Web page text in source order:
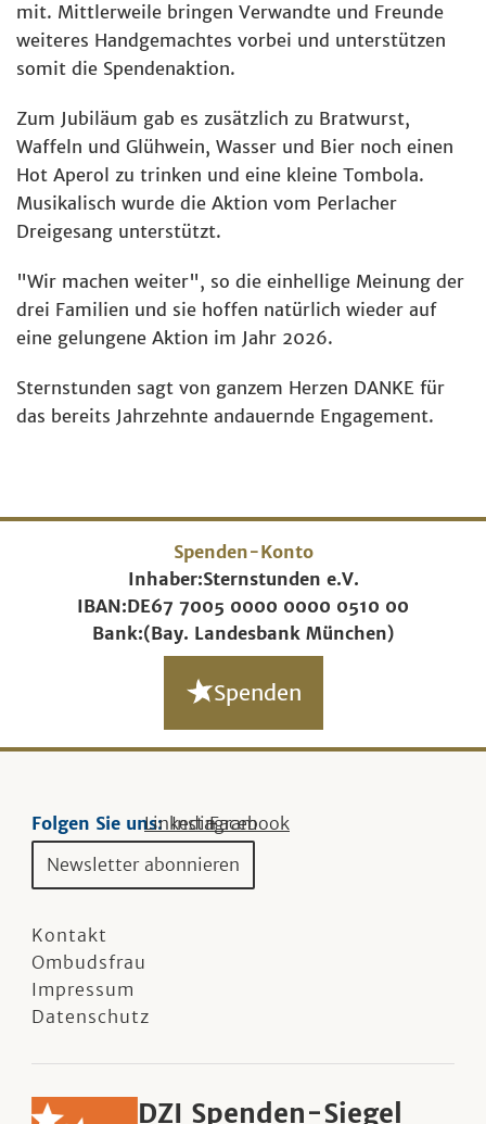
mit. Mittlerweile bringen Verwandte und Freunde
weiteres Handgemachtes vorbei und unterstützen
somit die Spendenaktion.
Zum Jubiläum gab es zusätzlich zu Bratwurst,
Waffeln und Glühwein, Wasser und Bier noch einen
Hot Aperol zu trinken und eine kleine Tombola.
Musikalisch wurde die Aktion vom Perlacher
Dreigesang unterstützt.
"Wir machen weiter", so die einhellige Meinung der
drei Familien und sie hoffen natürlich wieder auf
eine gelungene Aktion im Jahr 2026.
Sternstunden sagt von ganzem Herzen DANKE für
das bereits Jahrzehnte andauernde Engagement.
Spenden-Konto
Inhaber:Sternstunden e.V.
IBAN:DE67 7005 0000 0000 0510 00
Bank:(Bay. Landesbank München)
Spenden
Folgen Sie uns:Linkedin
Instagram
Facebook
Newsletter abonnieren
Kontakt
Ombudsfrau
Impressum
Datenschutz
DZI Spenden-Siegel